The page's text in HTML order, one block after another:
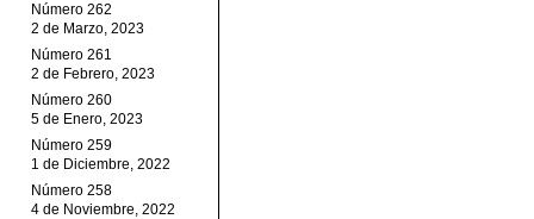
Número 262
2 de Marzo, 2023
Número 261
2 de Febrero, 2023
Número 260
5 de Enero, 2023
Número 259
1 de Diciembre, 2022
Número 258
4 de Noviembre, 2022